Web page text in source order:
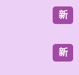
新
新